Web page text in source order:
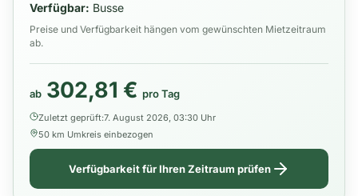
Verfügbar: Busse
Preise und Verfügbarkeit hängen vom gewünschten Mietzeitraum
ab.
ab 302,81 € pro Tag
Zuletzt geprüft:7. August 2026, 03:30 Uhr
50 km Umkreis einbezogen
Verfügbarkeit für Ihren Zeitraum prüfen